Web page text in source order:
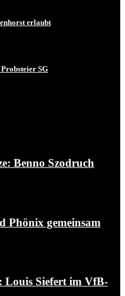
erlaubt
SG
Benno Szodruch
Phönix gemeinsam
Louis Siefert im VfB-